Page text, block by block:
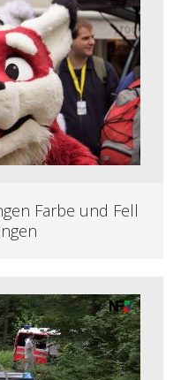
Farbe und Fell